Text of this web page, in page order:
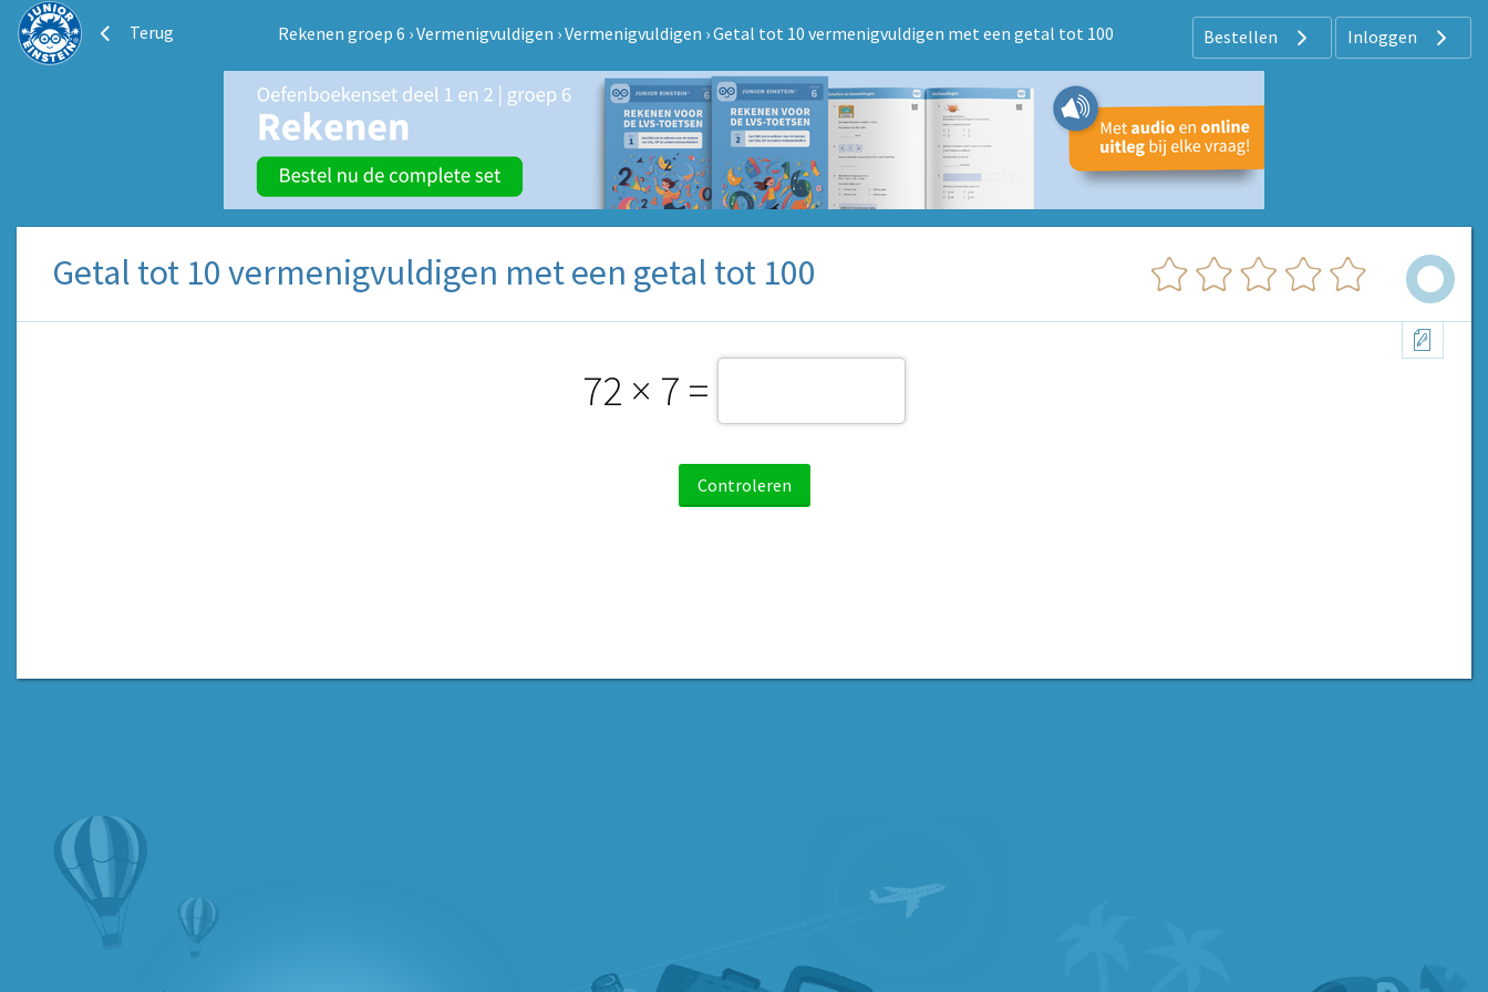
Terug Rekenen groep 6 ›Vermenigvuldigen ›Vermenigvuldigen ›Getal tot 10 vermenigvuldigen met een getal tot 100 Bestellen Inloggen
Getal tot 10 vermenigvuldigen met een getal tot 100
72 × 7 =